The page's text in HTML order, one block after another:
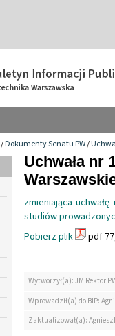
/Dokumenty Senatu PW/
Uchwała nr
zmieniająca
studiów
Pobierz plik
pdf
Wytworzył(a): JM Rektor
Wprowadził(a) do BIP:
Zaktualizował(a):